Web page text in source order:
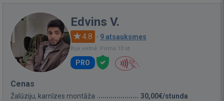
Edvins V.
4.8 · 9 atsauksmes
Bija vietnē: Pirms 10 st.
PRO
Cenas
Žalūziju, karnīzes montāža 30,00€/stunda